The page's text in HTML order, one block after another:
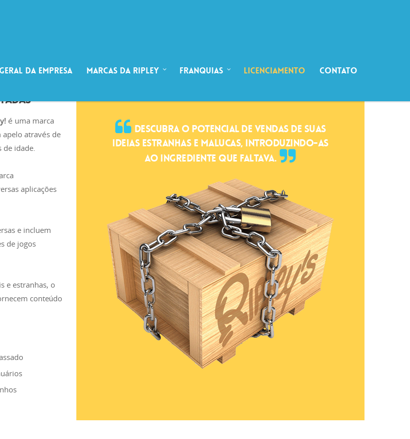
da Empresa Marcas da Ripley Franquias Licenciamento Contato
é uma marca
através de
de idade.
aplicações
e incluem
de jogos
e estranhas, o
conteúdo
DESCUBRA O POTENCIAL DE VENDAS DE SUAS
IDEIAS ESTRANHAS E MALUCAS, INTRODUZINDO-AS
AO INGREDIENTE QUE FALTAVA.